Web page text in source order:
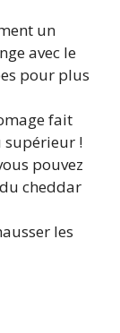
un
avec le
pour plus
fait
supérieur !
pouvez
cheddar
les